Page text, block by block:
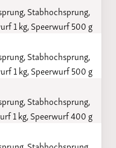
Stabhochsprung,
1 kg, Speerwurf 500 g
Stabhochsprung,
1 kg, Speerwurf 500 g
Stabhochsprung,
1 kg, Speerwurf 400 g